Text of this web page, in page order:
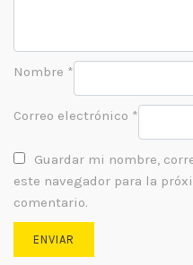
Nombre *
Correo electrónico *
Guardar mi nombre,
este navegador para la
comentario.